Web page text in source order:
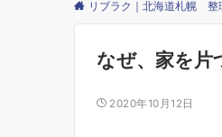
リブラク｜北海道札幌 整
なぜ、家を片
2020年10月12日